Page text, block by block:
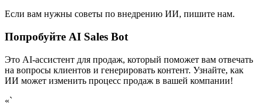
Если вам нужны советы по внедрению ИИ, пишите нам.
Попробуйте AI Sales Bot
Это AI-ассистент для продаж, который поможет вам отвечать
на вопросы клиентов и генерировать контент. Узнайте, как
ИИ может изменить процесс продаж в вашей компании!
«`